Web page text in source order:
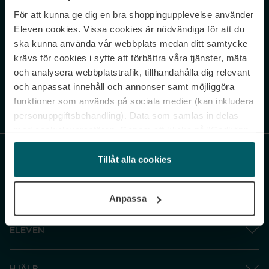
För att kunna ge dig en bra shoppingupplevelse använder
Eleven cookies. Vissa cookies är nödvändiga för att du
ska kunna använda vår webbplats medan ditt samtycke
krävs för cookies i syfte att förbättra våra tjänster, mäta
och analysera webbplatstrafik, tillhandahålla dig relevant
och anpassat innehåll och annonser samt möjliggöra
funktioner som används på sociala medier (kan inkludera
personuppgiftsbehandling). Data som samlas in delas
och gå vidare” accepterar du samtliga cookies medan du
under ”Inställningar” kan anpassa användningen av
cookies. Du kan återkalla ditt samtycke när som helst.
Tillåt alla cookies
Anpassa
Never miss a beat.
Sign up to our newsletter.
Genom att prenumerera accepterar du vår Integritetspolicy. Avprenumerera
ELEVEN